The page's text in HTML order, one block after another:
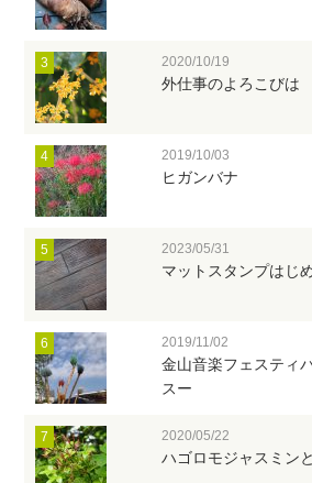
2020/10/19
外仕事のよろこびは
3
2019/10/03
ヒガンバナ
4
2023/05/31
マットスタンプはじ
5
2019/11/02
金山音楽フェスティ
スー
6
2020/05/22
ハゴロモジャスミン
7